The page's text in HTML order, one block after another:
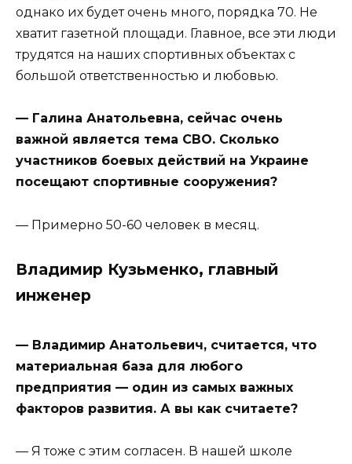
однако их будет очень много, порядка 70. Не
хватит газетной площади. Главное, все эти люди
трудятся на наших спортивных объектах с
большой ответственностью и любовью.
— Галина Анатольевна, сейчас очень
важной является тема СВО. Сколько
участников боевых действий на Украине
посещают спортивные сооружения?
— Примерно 50-60 человек в месяц.
Владимир Кузьменко, главный
инженер
— Владимир Анатольевич, считается, что
материальная база для любого
предприятия — один из самых важных
факторов развития. А вы как считаете?
— Я тоже с этим согласен. В нашей школе